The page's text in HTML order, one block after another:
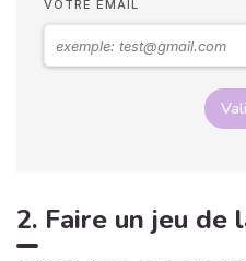
VOTRE EMAIL
2. Faire un jeu de